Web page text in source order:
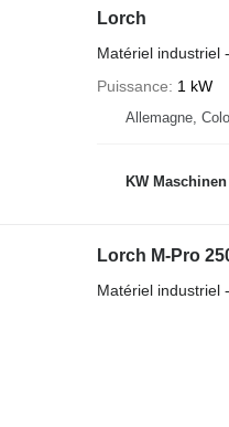
Lorch
Matériel industriel
Puissance
1 kW
Allemagne,
KW
Lorch M-Pro
Matériel industriel